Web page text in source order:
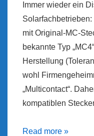
Immer wieder ein
Solarfachbetrieben:
mit Original-MC-
bekannte Typ
Herstellung
wohl
„Multicontact“.
kompatiblen
MC4
Read more »